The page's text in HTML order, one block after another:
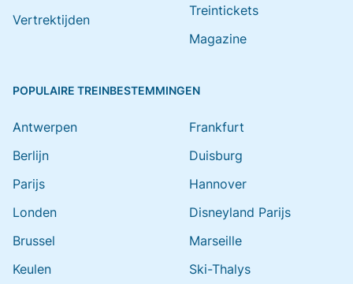
Vertrektijden
Treintickets
Magazine
POPULAIRE TREINBESTEMMINGEN
Antwerpen
Berlijn
Parijs
Londen
Brussel
Keulen
Frankfurt
Duisburg
Hannover
Disneyland Parijs
Marseille
Ski-Thalys